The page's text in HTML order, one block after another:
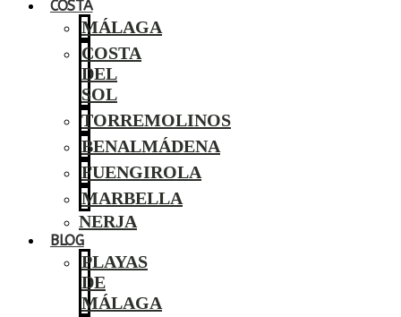
COSTA
MÁLAGA
COSTA
DEL
SOL
TORREMOLINOS
BENALMÁDENA
FUENGIROLA
MARBELLA
NERJA
BLOG
PLAYAS
DE
MÁLAGA